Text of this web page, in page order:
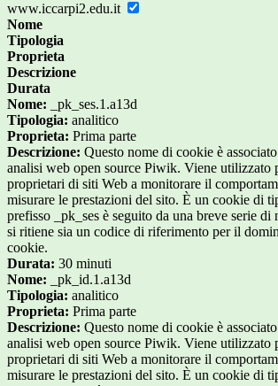
www.iccarpi2.edu.it
Nome
Tipologia
Proprieta
Descrizione
Durata
Nome: _pk_ses.1.a13d
Tipologia: analitico
Proprieta: Prima parte
Descrizione: Questo nome di cookie è
analisi web open source Piwik. Viene utilizzato
proprietari di siti Web a monitorare il
misurare le prestazioni del sito. È un cookie di
prefisso _pk_ses è seguito da una breve serie di
si ritiene sia un codice di riferimento per il
cookie.
Durata: 30 minuti
Nome: _pk_id.1.a13d
Tipologia: analitico
Proprieta: Prima parte
Descrizione: Questo nome di cookie è
analisi web open source Piwik. Viene utilizzato
proprietari di siti Web a monitorare il
misurare le prestazioni del sito. È un cookie di